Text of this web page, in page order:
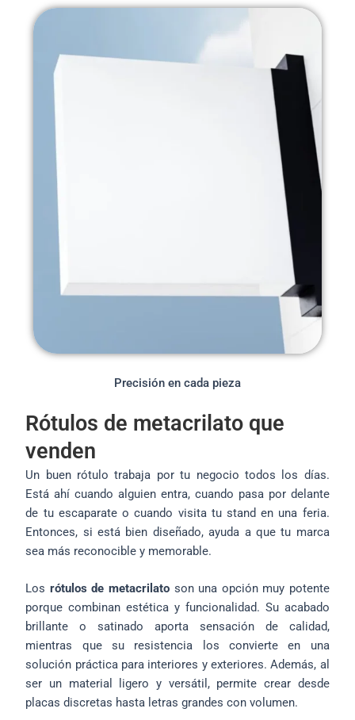
Precisión en cada pieza
Rótulos de metacrilato que
venden
Un buen rótulo trabaja por tu negocio todos los días.
Está ahí cuando alguien entra, cuando pasa por delante
de tu escaparate o cuando visita tu stand en una feria.
Entonces, si está bien diseñado, ayuda a que tu marca
sea más reconocible y memorable.
Los rótulos de metacrilato son una opción muy potente
porque combinan estética y funcionalidad. Su acabado
brillante o satinado aporta sensación de calidad,
mientras que su resistencia los convierte en una
solución práctica para interiores y exteriores. Además, al
ser un material ligero y versátil, permite crear desde
placas discretas hasta letras grandes con volumen.